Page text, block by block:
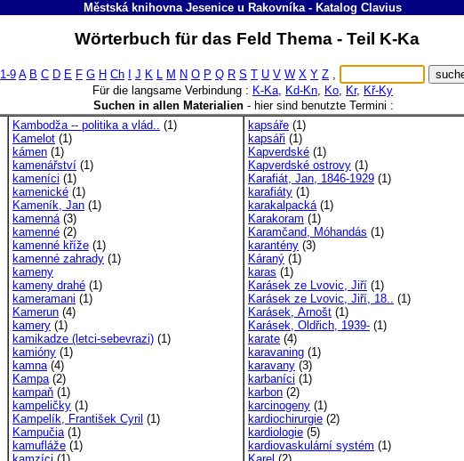
Městská knihovna Jesenice u Rakovníka- Katalog Clavius
Wörterbuch für das Feld Thema - Teil K-Ka
1-9 A B C D E F G H Ch J K L M N O P Q R S T U V W X Y Z ,
Für die langsame Verbindung : K-Ka, Kd-Kn, Ko, Kr, Kř-Ky
Suchen in allen Materialien- hier sind benutzte Termini :
Kambodža -- politika a vlád.. (1)
Kamelot (1)
kámen (1)
kamenářství (1)
kameníci (1)
kamenické (1)
Kameník, Jan (1)
kamenná(3)
kamenné (2)
kamenné kříže (1)
kamenné zahrady (1)
kameny
kameny drahé (1)
kameramani (1)
Kamerun (4)
kamery (1)
kamikadze (letci-sebevrazi) (1)
kamióny (1)
kamna(4)
Kampa(2)
kampaň (1)
kampeličky (1)
Kampelík, František Cyril (1)
Kampučia(1)
kamufláže (1)
kapsáře (1)
kapsáři (1)
Kapverdské (1)
Kapverdské ostrovy (1)
Karafiát, Jan, 1846-1929 (1)
karafiáty (1)
karakalpacká(1)
Karakoram (1)
Karamčand, Móhandás (1)
karantény (3)
Káraný (1)
karas (1)
Karásek ze Lvovic, Jiří (1)
Karásek ze Lvovic, Jiří, 18.. (1)
Karásek, Arnošt (1)
Karásek, Oldřich, 1939- (1)
karate (4)
karavaning (1)
karavany (3)
karbaníci (1)
karbon (2)
karcinogeny (1)
kardiochirurgie (2)
kardiologie (5)
kardiovaskulární systém (1)